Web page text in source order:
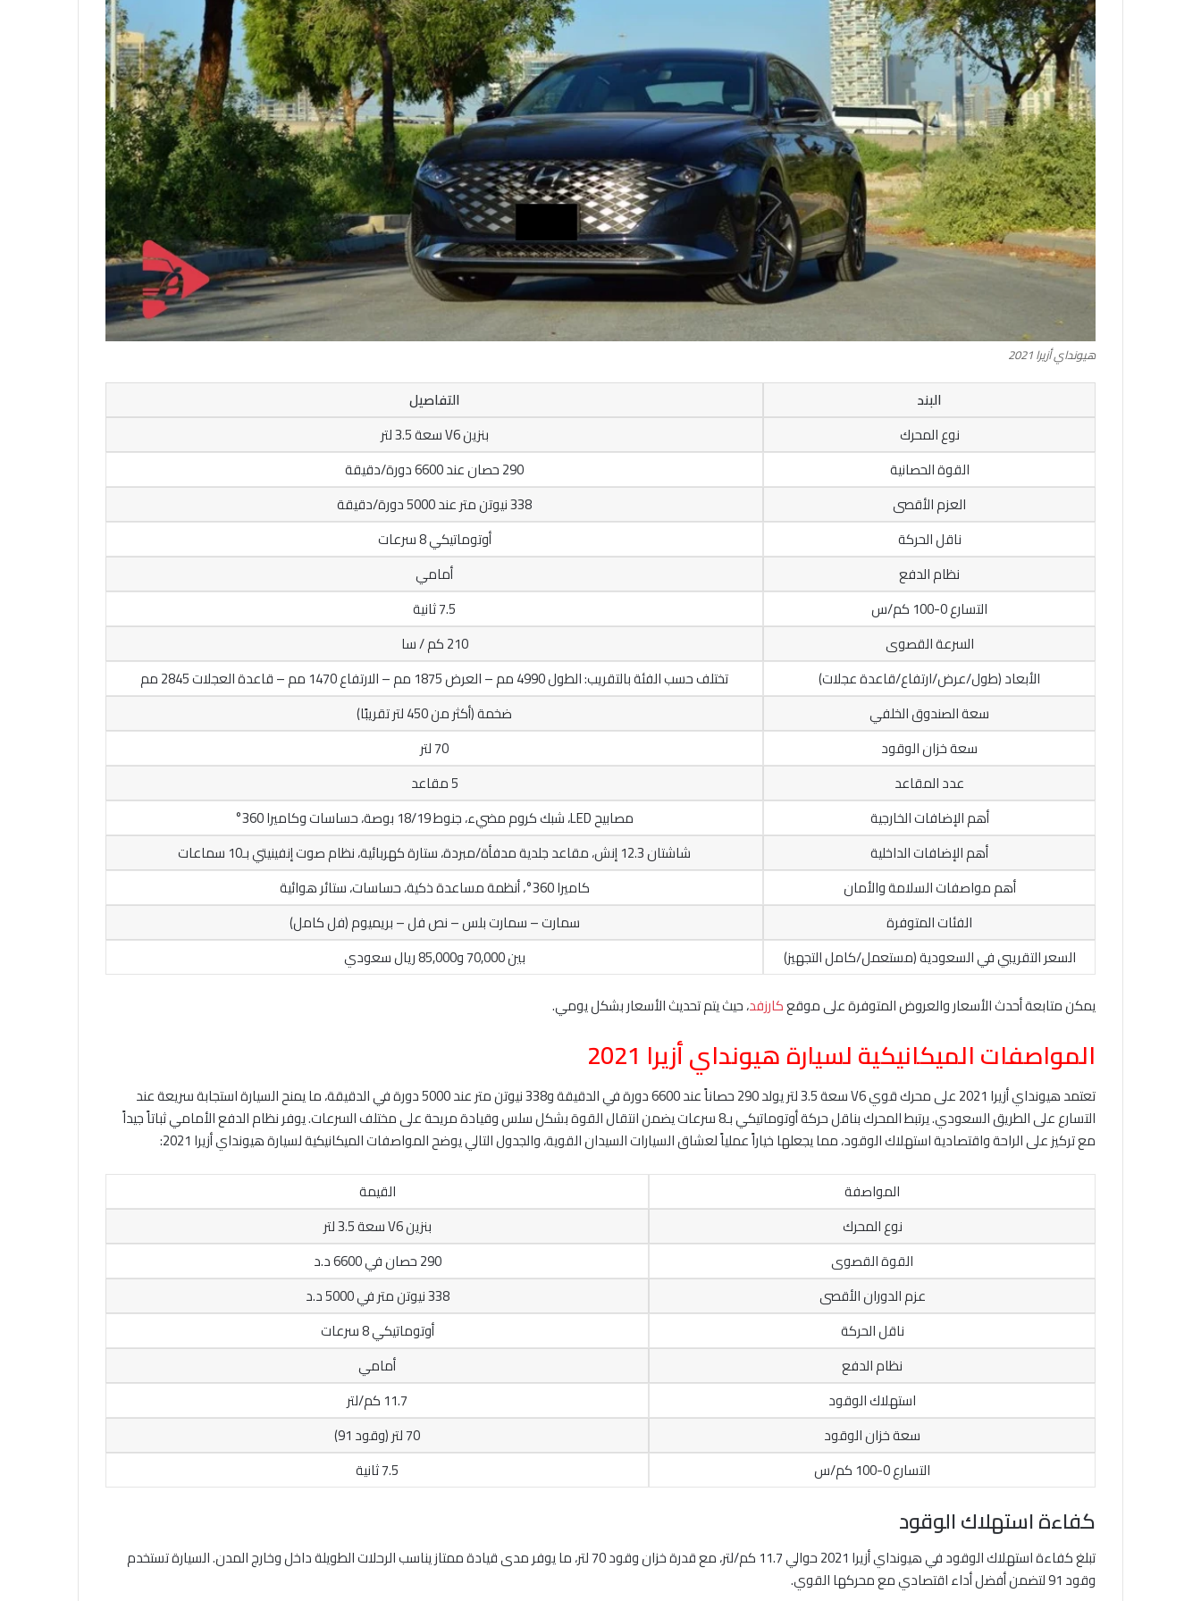
هيونداي أزيرا 2021
البند
التفاصيل
نوع المحرك
بنزين V6 سعة 3.5 لتر
القوة الحصانية
290 حصان عند 6600 دورة/دقيقة
العزم الأقصى
338 نيوتن متر عند 5000 دورة/دقيقة
ناقل الحركة
أوتوماتيكي 8 سرعات
نظام الدفع
أمامي
التسارع 0-100 كم/س
7.5 ثانية
السرعة القصوى
210 كم / سا
الأبعاد (طول/عرض/ارتفاع/قاعدة عجلات)
تختلف حسب الفئة بالتقريب: الطول 4990 مم – العرض 1875 مم – الارتفاع 1470 مم – قاعدة العجلات 2845 مم
سعة الصندوق الخلفي
ضخمة (أكثر من 450 لتر تقريبًا)
سعة خزان الوقود
70 لتر
عدد المقاعد
5 مقاعد
أهم الإضافات الخارجية
مصابيح LED، شبك كروم مضيء، جنوط 18/19 بوصة، حساسات وكاميرا 360°
أهم الإضافات الداخلية
شاشتان 12.3 إنش، مقاعد جلدية مدفأة/مبردة، ستارة كهربائية، نظام صوت إنفينيتي بـ10 سماعات
أهم مواصفات السلامة والأمان
كاميرا 360°، أنظمة مساعدة ذكية، حساسات، ستائر هوائية
الفئات المتوفرة
سمارت – سمارت بلس – نص فل – بريميوم (فل كامل)
السعر التقريبي في السعودية (مستعمل/كامل التجهيز)
بين 70,000 و85,000 ريال سعودي
يمكن متابعة أحدث الأسعار والعروض المتوفرة على موقعكارزفد، حيث يتم تحديث الأسعار بشكل يومي.
المواصفات الميكانيكية لسيارة هيونداي أزيرا 2021
تعتمد هيونداي أزيرا 2021 على محرك قوي V6 سعة 3.5 لتر يولد 290 حصاناً عند 6600 دورة في الدقيقة و338 نيوتن متر عند 5000 دورة في الدقيقة، ما يمنح السيارة استجابة سريعة عند
التسارع على الطريق السعودي. يرتبط المحرك بناقل حركة أوتوماتيكي بـ8 سرعات يضمن انتقال القوة بشكل سلس وقيادة مريحة على مختلف السرعات. يوفر نظام الدفع الأمامي ثباتاً جيداً
مع تركيز على الراحة واقتصادية استهلاك الوقود، مما يجعلها خياراً عملياً لعشاق السيارات السيدان القوية، والجدول التالي يوضح المواصفات الميكانيكية لسيارة هيونداي أزيرا 2021:
المواصفة
القيمة
نوع المحرك
بنزين V6 سعة 3.5 لتر
القوة القصوى
290 حصان في 6600 د.د
عزم الدوران الأقصى
338 نيوتن متر في 5000 د.د
ناقل الحركة
أوتوماتيكي 8 سرعات
نظام الدفع
أمامي
استهلاك الوقود
11.7 كم/لتر
سعة خزان الوقود
70 لتر (وقود 91)
التسارع 0-100 كم/س
7.5 ثانية
كفاءة استهلاك الوقود
تبلغ كفاءة استهلاك الوقود في هيونداي أزيرا 2021 حوالي 11.7 كم/لتر، مع قدرة خزان وقود 70 لتر، ما يوفر مدى قيادة ممتاز يناسب الرحلات الطويلة داخل وخارج المدن. السيارة تستخدم
وقود 91 لتضمن أفضل أداء اقتصادي مع محركها القوي.